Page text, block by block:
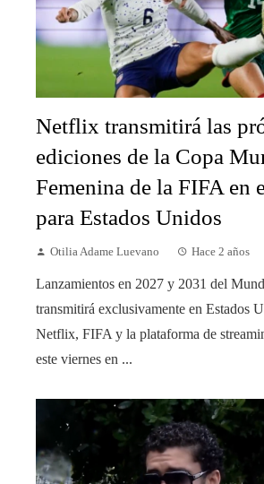
Netflix transmitirá las
ediciones de la Copa
Femenina de la FIFA en
para Estados Unidos
Otilia Adame Luevano Hace 2 años
Lanzamientos en 2027 y 2031 del
transmitirá exclusivamente en Estados
Netflix, FIFA y la plataforma de
este viernes en ...